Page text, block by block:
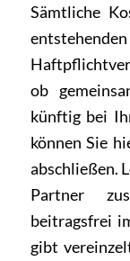
Sämtliche
ob
künftig bei
können Sie
abschließen.
Partner
beitragsfrei
gibt